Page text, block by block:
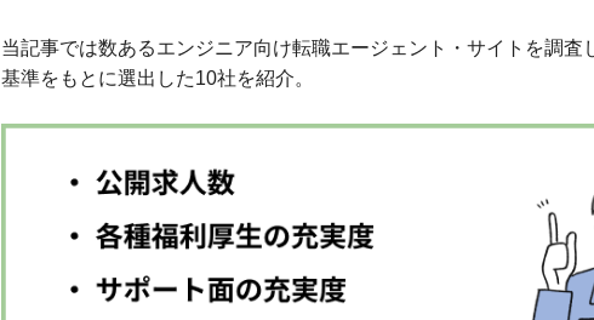
当記事では数あるエンジニア向け転職エージェント・サイトを調査
基準をもとに選出した10社を紹介。